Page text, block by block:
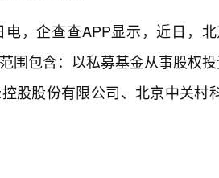
， 企查查APP显示，近日，
围包含：以私募基金从事股权
股股份有限公司、北京中关